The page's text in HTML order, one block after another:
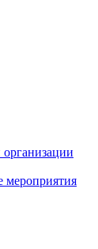
организации
мероприятия